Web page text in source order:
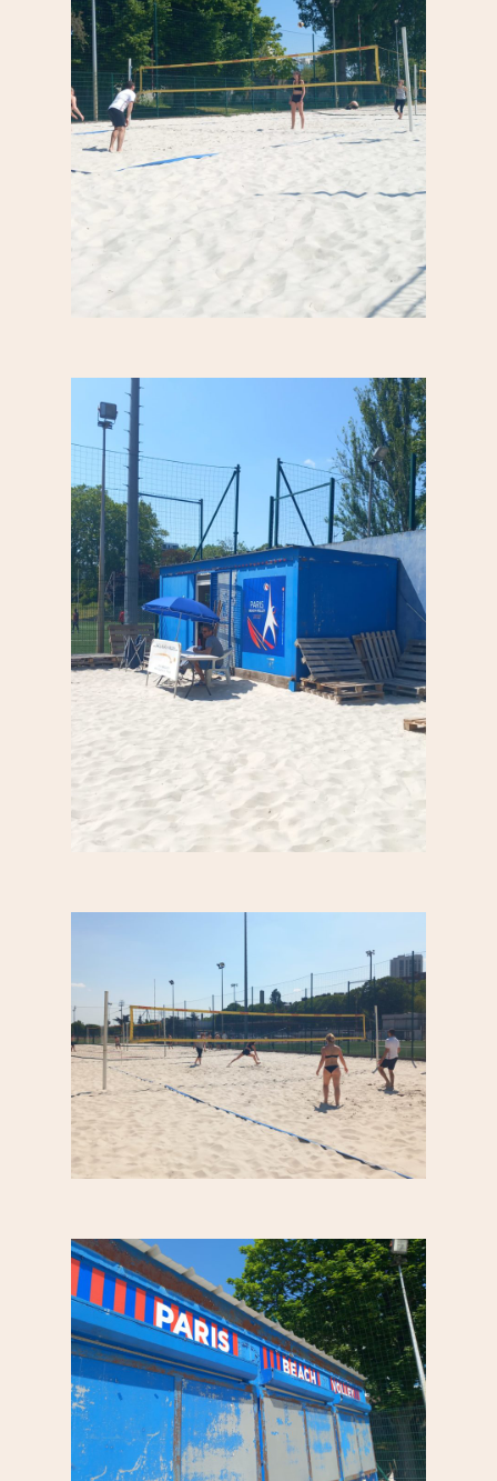
Saint-Blaise / Réunion